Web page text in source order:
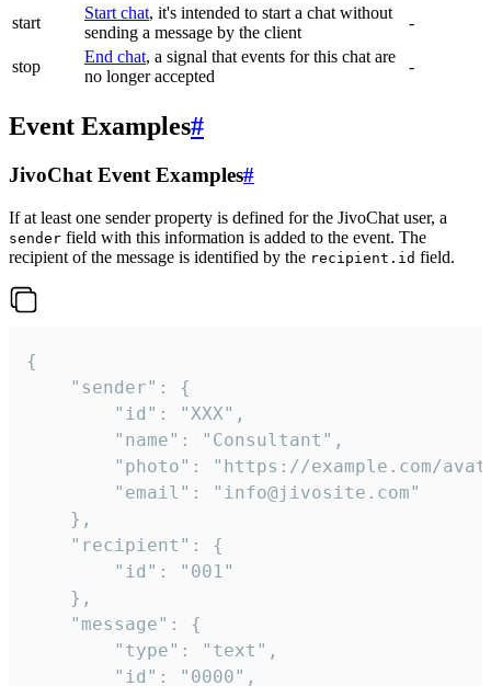
start
Start chat, it's intended to start a chat without
sending a message by the client
-
stop
End chat, a signal that events for this chat are
no longer accepted
-
Event Examples#
JivoChat Event Examples#
If at least one sender property is defined for the JivoChat user, a
sender field with this information is added to the event. The
recipient of the message is identified by the recipient.id field.
{